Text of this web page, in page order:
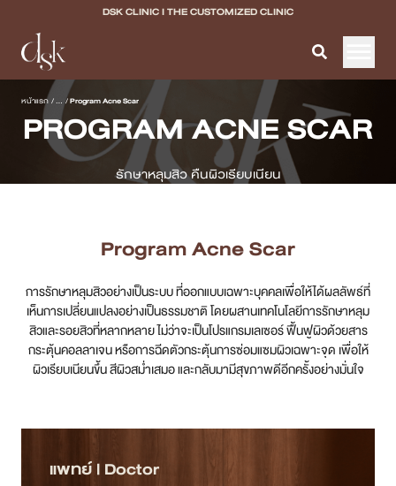
DSK CLINIC I THE CUSTOMIZED CLINIC
หน้าแรก
เกี่ยวกับ DSK Clinic
บริการทั้งหมด
Program Skin Quality
Program Body Confidence
หน้าแรก /... /Program Acne Scar
PROGRAM ACNE SCAR
รักษาหลุมสิว คืนผิวเรียบเนียน
Program Acne Scar
การรักษาหลุมสิวอย่างเป็นระบบ ที่ออกแบบเฉพาะบุคคลเพื่อให้ได้ผลลัพธ์ที่
เห็นการเปลี่ยนแปลงอย่างเป็นธรรมชาติ โดยผสานเทคโนโลยีการรักษาหลุม
สิวและรอยสิวที่หลากหลาย ไม่ว่าจะเป็นโปรแกรมเลเซอร์ ฟื้นฟูผิวด้วยสาร
กระตุ้นคอลลาเจน หรือการฉีดตัวกระตุ้นการซ่อมแซมผิวเฉพาะจุด เพื่อให้
ผิวเรียบเนียนขึ้น สีผิวสม่ำเสมอ และกลับมามีสุขภาพดีอีกครั้งอย่างมั่นใจ
แพทย์ | Doctor